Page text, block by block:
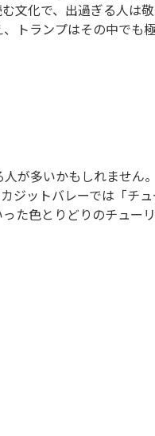
文化で、出過ぎる人
トランプはその中でも
が多いかもしれません
ットバレーでは「チ
た色とりどりのチュー